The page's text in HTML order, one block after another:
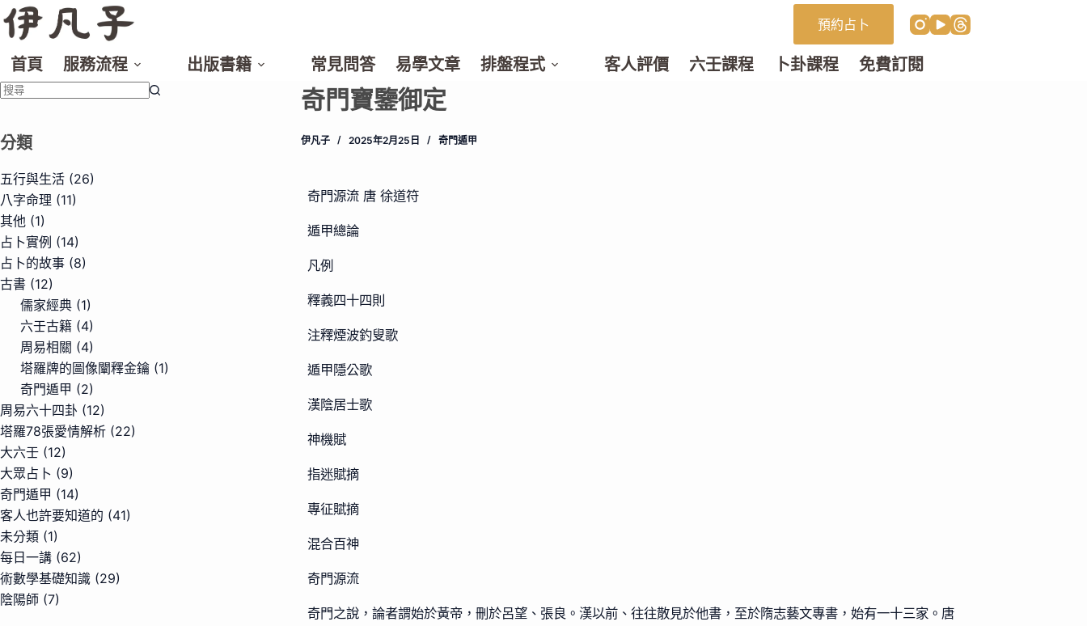
跳
至
內
預約占卜
首頁 服務流程 出版書籍 常見問答 易學文章 排盤程式 客人評價 六壬課程 卜卦課程 免費訂閱
奇門寶鑒御定
伊凡子 2025年2月25日 奇門遁甲
奇門源流 唐 徐道符
遁甲總論
凡例
釋義四十四則
注釋煙波釣叟歌
遁甲隱公歌
漢陰居士歌
神機賦
指迷賦摘
專征賦摘
混合百神
奇門源流
奇門之說，論者謂始於黃帝，刪於呂望、張良。漢以前、往往散見於他書，至於隋志藝文專書，始有一十三家。唐
不
到
符
合
條
件
的
結
分類
五行與生活 (26)
八字命理 (11)
其他 (1)
占卜實例 (14)
占卜的故事 (8)
古書 (12)
儒家經典 (1)
六壬古籍 (4)
周易相關 (4)
塔羅牌的圖像闡釋金鑰 (1)
奇門遁甲 (2)
周易六十四卦 (12)
塔羅78張愛情解析 (22)
大六壬 (12)
大眾占卜 (9)
奇門遁甲 (14)
客人也許要知道的 (41)
未分類 (1)
每日一講 (62)
術數學基礎知識 (29)
陰陽師 (7)